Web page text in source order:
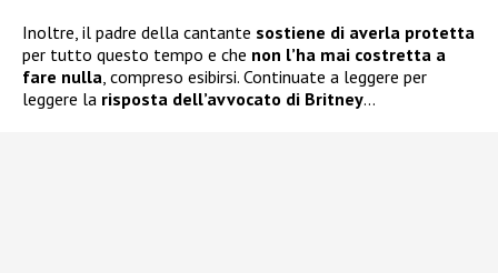
Inoltre, il padre della cantante sostiene di averla protetta
per tutto questo tempo e che non l’ha mai costretta a
fare nulla , compreso esibirsi. Continuate a leggere per
leggere la risposta dell’avvocato di Britney…